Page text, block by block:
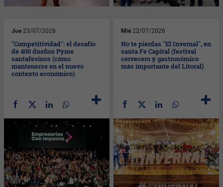
Jue 23/07/2026
"Competitividad": el desafío
de 400 dueños Pyme
santafesinos (cómo
mantenerse en el nuevo
contexto económico)
Mié 22/07/2026
No te pierdas "El Invernal", en
santa Fe Capital (festival
cervecero y gastronómico
más importante del Litoral)